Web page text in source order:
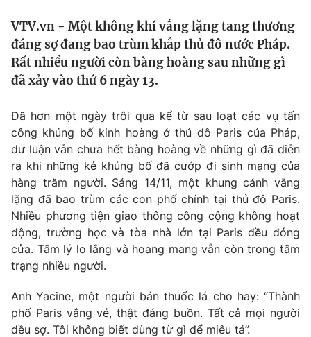
Thế giới
Tin tức
Thế giới đó đây
Câu chuyện quốc tế
Kinh tế
Thị trường
Góc doanh nghiệp
Dữ liệu và đời sống
Truyền hình
Phim VTV
Hậu trường
Nhân vật
Khán giả
Giải sao mai
Giải trí
Điện ảnh
Âm nhạc
Sao
Đời sống
Du lịch
Làm đẹp
Chất lượng cuộc sống
Giáo dục
Tuyển sinh
Học trực tuyến
Công nghệ
VTV.vn - Một không khí vắng lặng tang thương
đáng sợ đang bao trùm khắp thủ đô nước Pháp.
Rất nhiều người còn bàng hoàng sau những gì
đã xảy vào thứ 6 ngày 13.
Đã hơn một ngày trôi qua kể từ sau loạt các vụ tấn
công khủng bố kinh hoàng ở thủ đô Paris của Pháp,
dư luận vẫn chưa hết bàng hoàng về những gì đã diễn
ra khi những kẻ khủng bố đã cướp đi sinh mạng của
hàng trăm người. Sáng 14/11, một khung cảnh vắng
lặng đã bao trùm các con phố chính tại thủ đô Paris.
Nhiều phương tiện giao thông công cộng không hoạt
động, trường học và tòa nhà lớn tại Paris đều đóng
cửa. Tâm lý lo lắng và hoang mang vẫn còn trong tâm
trạng nhiều người.
Anh Yacine, một người bán thuốc lá cho hay: “Thành
phố Paris vắng vẻ, thật đáng buồn. Tất cả mọi người
đều sợ. Tôi không biết dùng từ gì để miêu tả”.